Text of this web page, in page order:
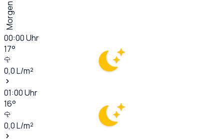
Morgen
00:00Uhr
17°
0,0L/m²
01:00Uhr
16°
0,0L/m²